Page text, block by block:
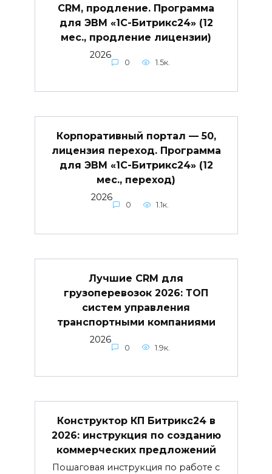
CRM, продление. Программа
для ЭВМ «1С-Битрикс24» (12
мес., продление лицензии)
2026
0 1.5к.
Корпоративный портал — 50,
лицензия переход. Программа
для ЭВМ «1С-Битрикс24» (12
мес., переход)
2026
0 1.1к.
Лучшие CRM для
грузоперевозок 2026: ТОП
систем управления
транспортными компаниями
2026
0 1.9к.
Конструктор КП Битрикс24 в
2026: инструкция по созданию
коммерческих предложений
Пошаговая инструкция по работе с